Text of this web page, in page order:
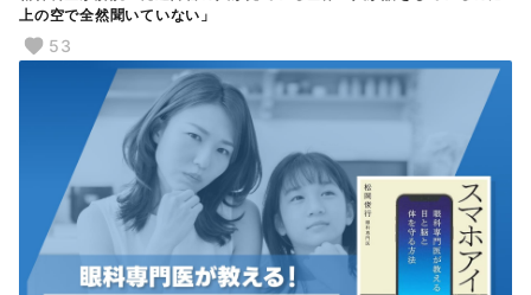
上の空で全然聞いていない」
53